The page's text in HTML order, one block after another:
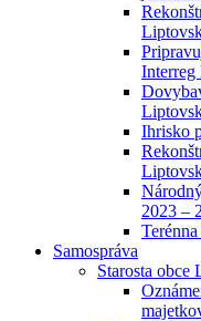
Interreg
Ihrisko
2023 –
Samospráva
Starosta obce